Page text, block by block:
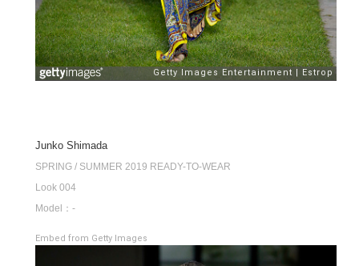
Junko Shimada
SPRING / SUMMER 2019 READY-TO-WEAR
Look 004
Model：-
Embed from Getty Images